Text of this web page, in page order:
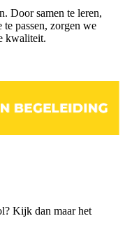
Door samen te leren,
passen, zorgen we
kwaliteit.
Kijk dan maar het